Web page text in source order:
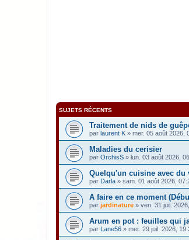
SUJETS RÉCENTS
Traitement de nids de
par laurent K » mer. 05 août 2026,
Maladies du cerisier
par OrchisS » lun. 03 août 2026,
Quelqu'un cuisine avec
par Darla » sam. 01 août 2026,
A faire en ce moment
par jardinature » ven. 31 juil.
Arum en pot : feuilles qui
par Lane56 » mer. 29 juil. 2026,